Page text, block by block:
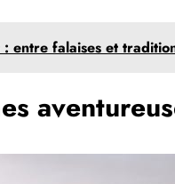
entre falaises et